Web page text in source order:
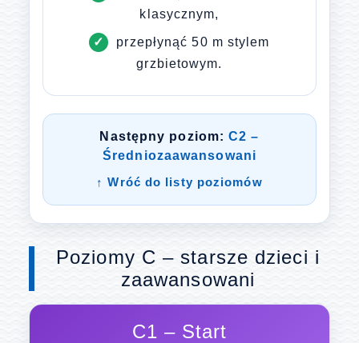
klasycznym,
przepłynąć 50 m stylem
grzbietowym.
Następny poziom:C2 –
Średniozaawansowani
↑ Wróć do listy poziomów
Poziomy C – starsze dzieci i
zaawansowani
C1 – Start